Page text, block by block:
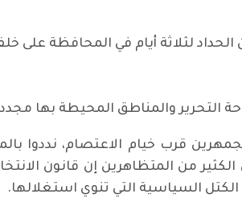
الحداد لثلاثة أيام في المحافظة
التحرير والمناطق المحيطة بها
قرب خيام الاعتصام، نددوا
من المتظاهرين إن قانون
السياسية التي تنوي استغلالها.